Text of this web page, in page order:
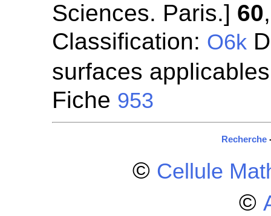
Sciences. Paris.] 60
Classification: O6k
surfaces
Fiche 953
Recherche
© Cellule
©